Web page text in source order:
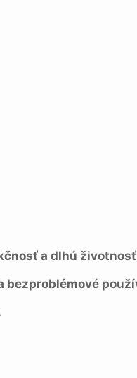
a dlhú
bezproblémové